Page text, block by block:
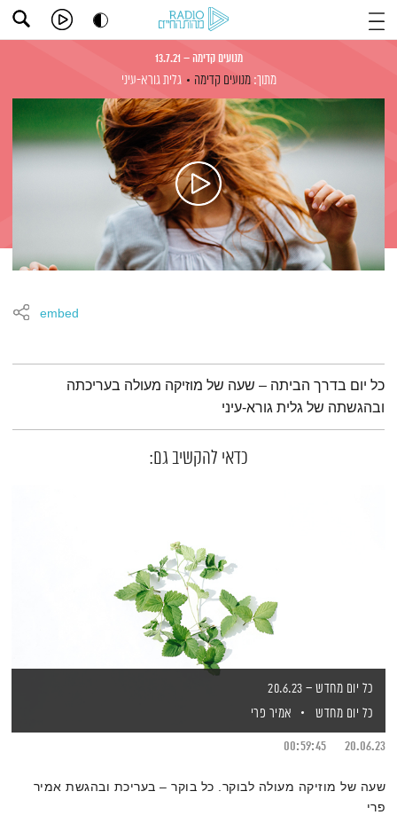
מנועים קדימה – 13.7.21
מתוך: מנועים קדימה גלית גורא-עיני
embed
תמצית הפודקאסט
כל יום בדרך הביתה – שעה של מוזיקה מעולה בעריכתה
ובהגשתה של גלית גורא-עיני
כדאי להקשיב גם:
כל יום מחדש – 20.6.23
כל יום מחדש
אמיר פרי
20.06.23
00:59:45
שעה של מוזיקה מעולה לבוקר. כל בוקר – בעריכת ובהגשת אמיר
פרי